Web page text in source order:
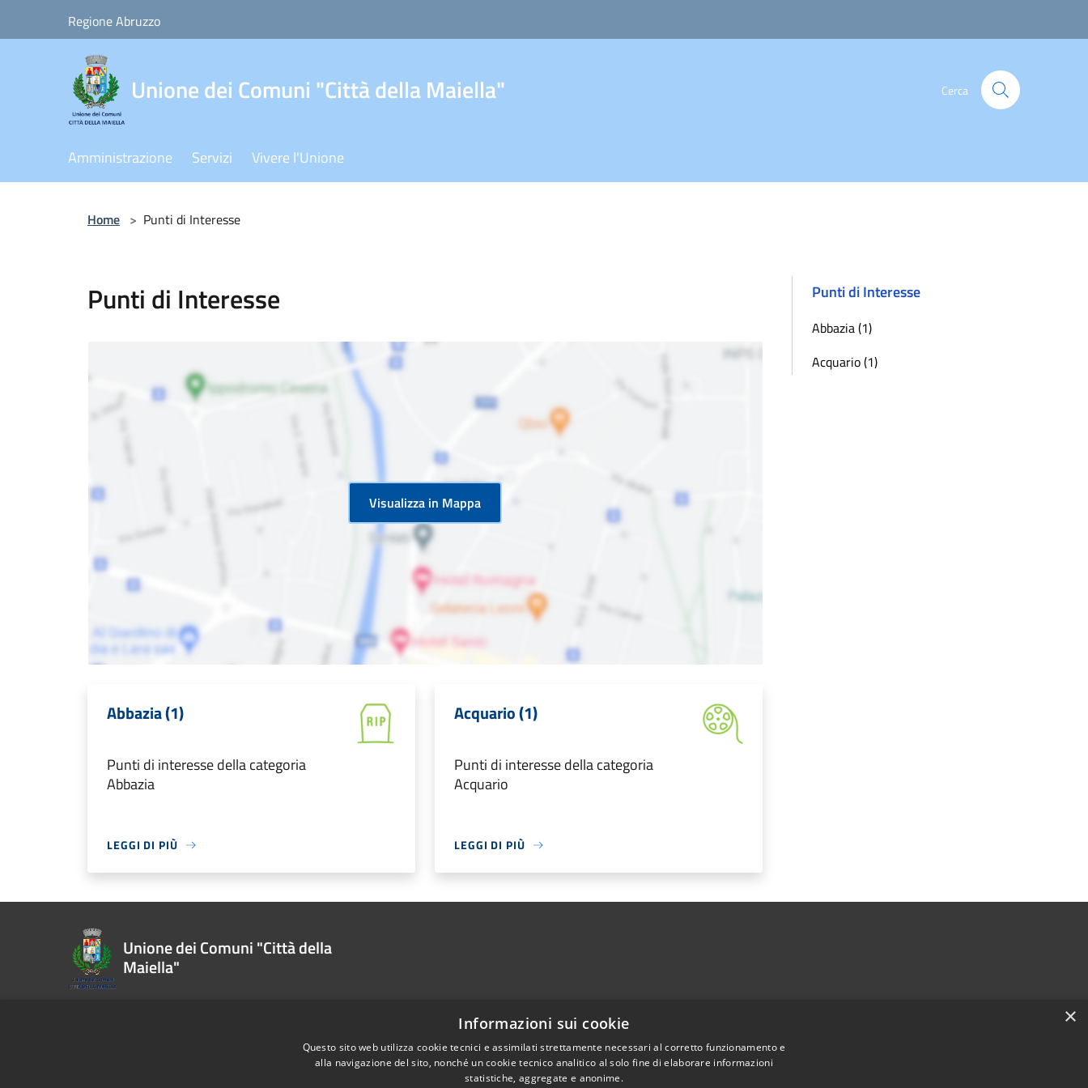
Regione Abruzzo
Unione dei Comuni "Città della Maiella" Cerca
Amministrazione Servizi Vivere l'Unione
Home > Punti di Interesse
Punti di Interesse
Visualizza in Mappa
Abbazia (1)
Punti di interesse della categoria
Abbazia
LEGGI DI PIÙ
Acquario (1)
Punti di interesse della categoria
Acquario
LEGGI DI PIÙ
Punti di Interesse
Abbazia (1)
Acquario (1)
Unione dei Comuni "Città della
Maiella"
0858574131
×
Informazioni sui cookie
Questo sito web utilizza cookie tecnici e assimilati strettamente necessari al corretto funzionamento e
alla navigazione del sito, nonché un cookie tecnico analitico al solo fine di elaborare informazioni
statistiche, aggregate e anonime.